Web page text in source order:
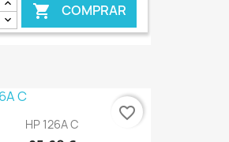
 COMPRAR
HP 126A C
favorite_border